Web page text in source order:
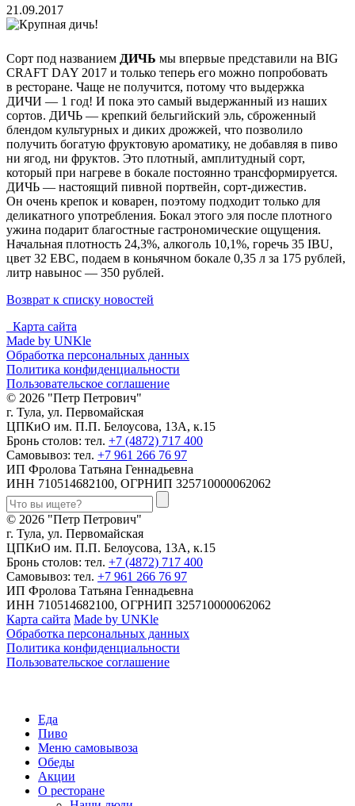
21.09.2017
Сорт под названием ДИЧЬ мы впервые представили на BIG
CRAFT DAY 2017 и только теперь его можно попробовать
в ресторане. Чаще не получится, потому что выдержка
ДИЧИ — 1 год! И пока это самый выдержанный из наших
сортов. ДИЧЬ — крепкий бельгийский эль, сброженный
блендом культурных и диких дрожжей, что позволило
получить богатую фруктовую ароматику, не добавляя в пиво
ни ягод, ни фруктов. Это плотный, амплитудный сорт,
который при нагреве в бокале постоянно трансформируется.
ДИЧЬ — настоящий пивной портвейн, сорт-дижестив.
Он очень крепок и коварен, поэтому подходит только для
деликатного употребления. Бокал этого эля после плотного
ужина подарит благостные гастрономические ощущения.
Начальная плотность 24,3%, алкоголь 10,1%, горечь 35 IBU,
цвет 32 EBC, подаем в коньячном бокале 0,35 л за 175 рублей,
литр навынос — 350 рублей.
Возврат к списку новостей
Карта сайта
Made by UNKle
Обработка персональных данных
Политика конфиденциальности
Пользовательское соглашение
© 2026 "Петр Петрович"
г. Тула, ул. Первомайская
ЦПКиО им. П.П. Белоусова, 13А, к.15
Бронь столов: тел. +7 (4872) 717 400
Самовывоз: тел. +7 961 266 76 97
ИП Фролова Татьяна Геннадьевна
ИНН 710514682100, ОГРНИП 325710000062062
© 2026 "Петр Петрович"
г. Тула, ул. Первомайская
ЦПКиО им. П.П. Белоусова, 13А, к.15
Бронь столов: тел. +7 (4872) 717 400
Самовывоз: тел. +7 961 266 76 97
ИП Фролова Татьяна Геннадьевна
ИНН 710514682100, ОГРНИП 325710000062062
Карта сайта Made by UNKle
Обработка персональных данных
Политика конфиденциальности
Пользовательское соглашение
Еда
Пиво
Меню самовывоза
Обеды
Акции
О ресторане